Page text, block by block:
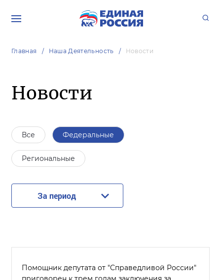
Главная Наша Деятельность Новости
Новости
Все Федеральные
Региональные
За период
Помощник депутата от "Справедливой России"